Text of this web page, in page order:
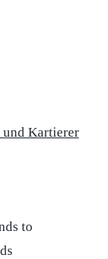
und Kartierer
to